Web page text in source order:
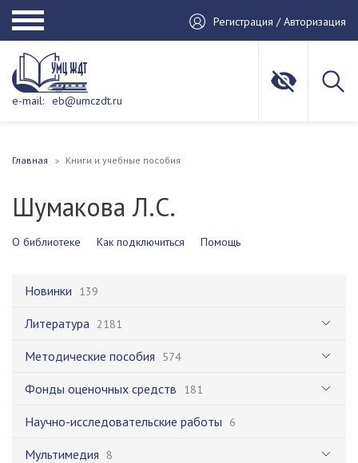
Регистрация / Авторизация
e-mail: eb@umczdt.ru
Главная Книги и учебные пособия
Шумакова Л.С.
О библиотеке Как подключиться Помощь
Новинки 139
Литература 2181
Методические пособия 574
Фонды оценочных средств 181
Научно-исследовательские работы 6
Мультимедия 8